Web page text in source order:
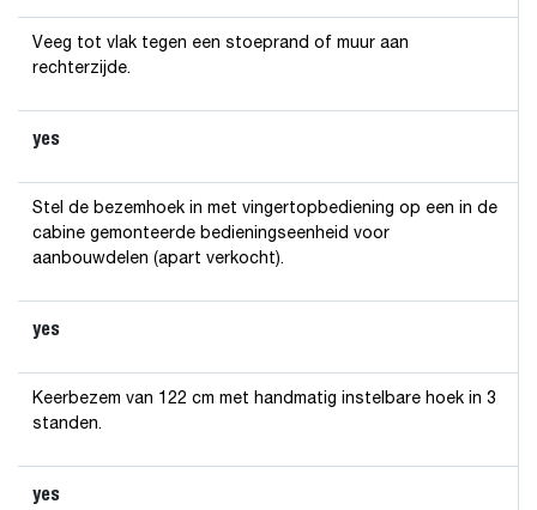
Veeg tot vlak tegen een stoeprand of muur aan
rechterzijde.
yes
Stel de bezemhoek in met vingertopbediening op een in de
cabine gemonteerde bedieningseenheid voor
aanbouwdelen (apart verkocht).
yes
Keerbezem van 122 cm met handmatig instelbare hoek in 3
standen.
yes